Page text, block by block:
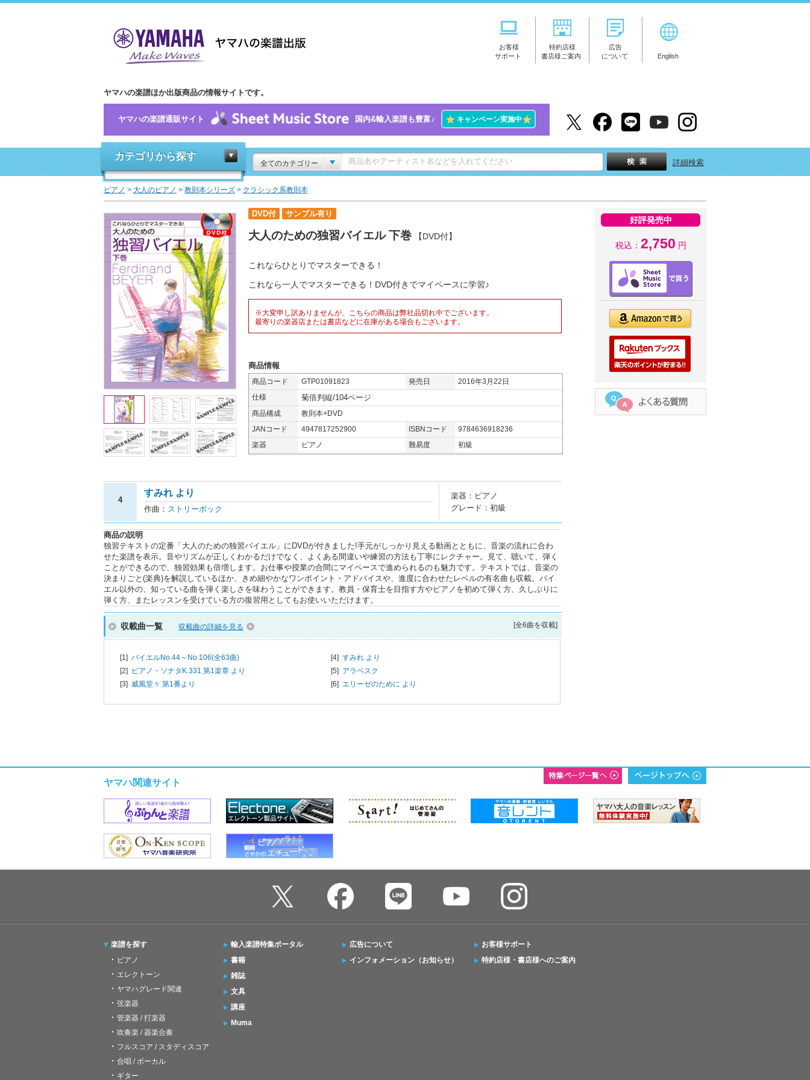
お客様
サポート
特約店様
書店様ご案内
広告
について
English
ヤマハの楽譜ほか出版商品の情報サイトです。
ヤマハの楽譜通販サイト 国内&輸入楽譜も豊富♪ ★キャンペーン実施中★
カテゴリから探す
全てのカテゴリー 詳細検索
ピアノ > 大人のピアノ > 教則本シリーズ > クラシック系教則本
DVD付 サンプル有り
大人のための独習バイエル 下巻 【DVD付】
これならひとりでマスターできる！
これなら一人でマスターできる！DVD付きでマイペースに学習♪
※大変申し訳ありませんが、こちらの商品は弊社品切れ中でございます。
最寄りの楽器店または書店などに在庫がある場合もございます。
商品情報
商品コード GTP01091823 発売日
2016年3月22日
仕様
菊倍判縦/104ページ
商品構成
教則本+DVD
JANコード
4947817252900 ISBNコード
9784636918236
楽器
ピアノ 難易度 初級
4
すみれ より
作曲： ストリーボック
楽器：ピアノ
グレード：初級
商品の説明
独習テキストの定番「大人のための独習バイエル」にDVDが付きました!手元がしっかり見える動画とともに、音楽の流れに合わ
せた楽譜を表示。音やリズムが正しくわかるだけでなく、よくある間違いや練習の方法も丁寧にレクチャー。見て、聴いて、弾く
ことができるので、独習効果も倍増します。お仕事や授業の合間にマイペースで進められるのも魅力です。テキストでは、音楽の
決まりごと(楽典)を解説しているほか、きめ細やかなワンポイント・アドバイスや、進度に合わせたレベルの有名曲も収載。バイ
エル以外の、知っている曲を弾く楽しさを味わうことができます。教員・保育士を目指す方やピアノを初めて弾く方、久しぶりに
弾く方、またレッスンを受けている方の復習用としてもお使いいただけます。
収載曲一覧 収載曲の詳細を見る [全6曲を収載]
[1] バイエルNo.44～No.106(全63曲)
[2] ピアノ・ソナタK.331 第1楽章 より
[3] 威風堂々 第1番より
[4] すみれ より
[5] アラベスク
[6] エリーゼのために より
好評発売中
税込： 2,750 円
ヤマハ関連サイト
楽譜を探す
ピアノ
エレクトーン
ヤマハグレード関連
弦楽器
管楽器 / 打楽器
吹奏楽 / 器楽合奏
フルスコア / スタディスコア
合唱 / ボーカル
ギター
輸入楽譜特集ポータル
書籍
雑誌
文具
講座
Muma
広告について
インフォメーション（お知らせ）
お客様サポート
特約店様・書店様へのご案内